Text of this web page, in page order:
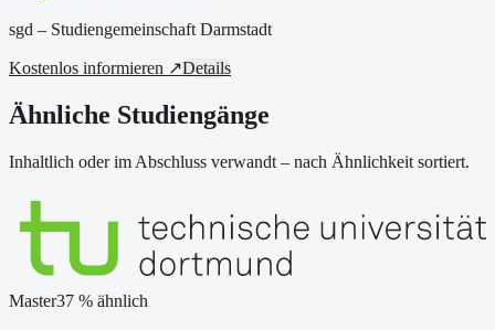
sgd – Studiengemeinschaft Darmstadt
Kostenlos informieren ↗Details
Ähnliche Studiengänge
Inhaltlich oder im Abschluss verwandt – nach Ähnlichkeit sortiert.
Master37 % ähnlich